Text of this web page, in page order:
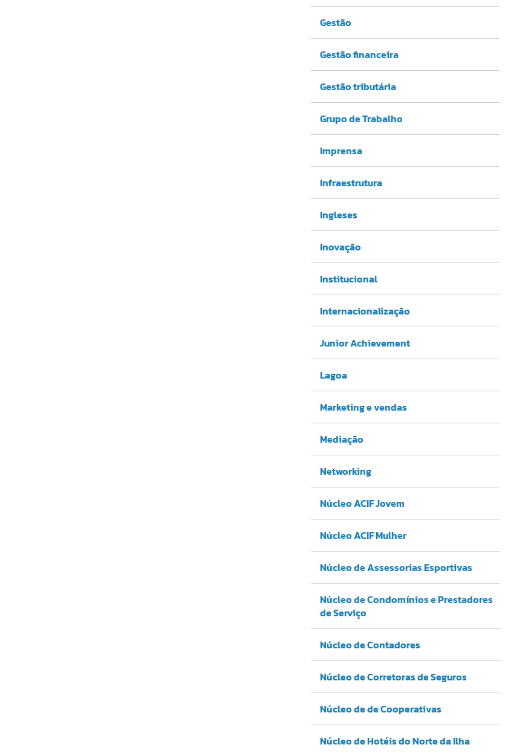
Gestão
Gestão financeira
Gestão tributária
Grupo de Trabalho
Imprensa
Infraestrutura
Ingleses
Inovação
Institucional
Internacionalização
Junior Achievement
Lagoa
Marketing e vendas
Mediação
Networking
Núcleo ACIF Jovem
Núcleo ACIF Mulher
Núcleo de Assessorias Esportivas
Núcleo de Condomínios e Prestadores
de Serviço
Núcleo de Contadores
Núcleo de Corretoras de Seguros
Núcleo de de Cooperativas
Núcleo de Hotéis do Norte da Ilha